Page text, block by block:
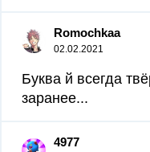
Romochkaa
02.02.2021
Буква й всегда
заранее...
4977